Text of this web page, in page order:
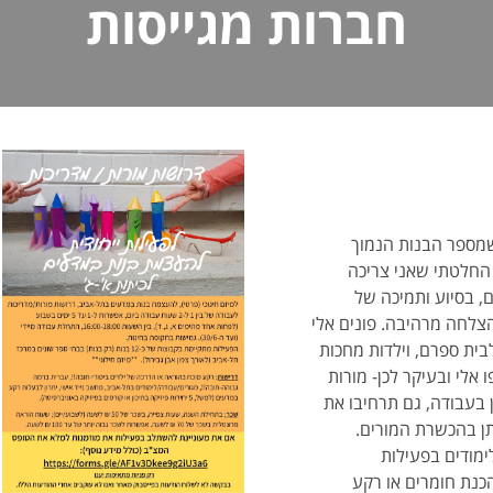
חברות מגייסות
הבנות הנמוך
החלטתי שאני צריכה
בסיוע ותמיכה של
מרהיבה. פונים אלי
ספרם, וילדות מחכות
ובעיקר לכן- מורות
גם תרחיבו את
בהכשרת המורים.
בפעילות
חומרים או רקע